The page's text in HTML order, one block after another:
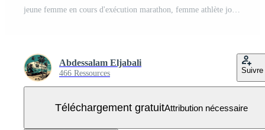
jeune femme en cours d'exécution marathon, femme athlète jogging longue distance engagée dans un concept de course compétitif, isolé sur fond blanc, compétitions de marathon. Vecteur Gratuit
Abdessalam Eljabali
466 Ressources Suivre
Téléchargement gratuitAttribution nécessaire